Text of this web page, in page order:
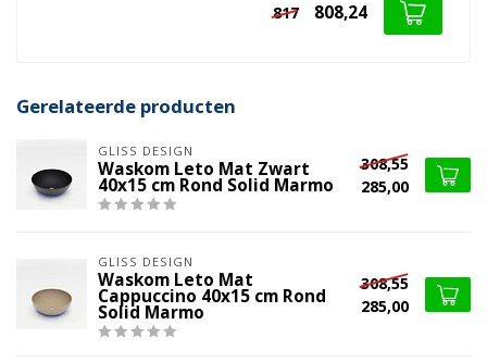
817 808,24
Gerelateerde producten
GLISS DESIGN
Waskom Leto Mat Zwart
40x15 cm Rond Solid Marmo
308,55
285,00
GLISS DESIGN
Waskom Leto Mat
Cappuccino 40x15 cm Rond
Solid Marmo
308,55
285,00